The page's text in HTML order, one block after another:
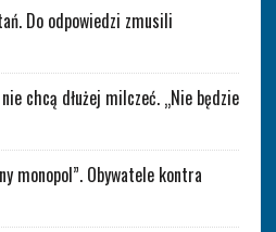
Do odpowiedzi zmusili
chcą dłużej milczeć. „Nie będzie
monopol”. Obywatele kontra